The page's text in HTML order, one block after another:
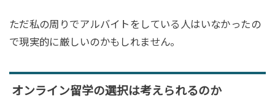
ただ私の周りでアルバイトをしている人はいなかったの
で現実的に厳しいのかもしれません。
オンライン留学の選択は考えられるのか